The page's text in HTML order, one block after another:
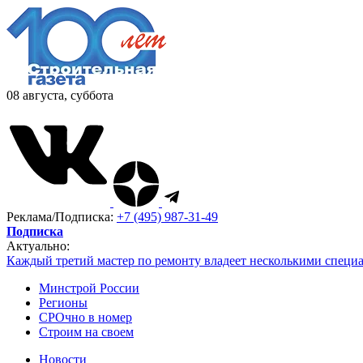
08 августа, суббота
Реклама/Подписка: +7 (495) 987-31-49
Подписка
Актуально:
Каждый третий мастер по ремонту владеет несколькими
Минстрой России
Регионы
СРОчно в номер
Строим на своем
Новости